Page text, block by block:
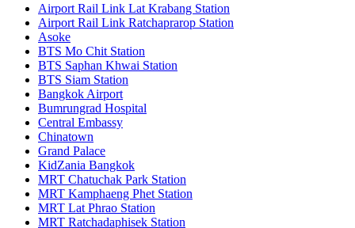
Airport Rail Link Lat Krabang Station
Airport Rail Link Ratchaprarop Station
Asoke
BTS Mo Chit Station
BTS Saphan Khwai Station
BTS Siam Station
Bangkok Airport
Bumrungrad Hospital
Central Embassy
Chinatown
Grand Palace
KidZania Bangkok
MRT Chatuchak Park Station
MRT Kamphaeng Phet Station
MRT Lat Phrao Station
MRT Ratchadaphisek Station